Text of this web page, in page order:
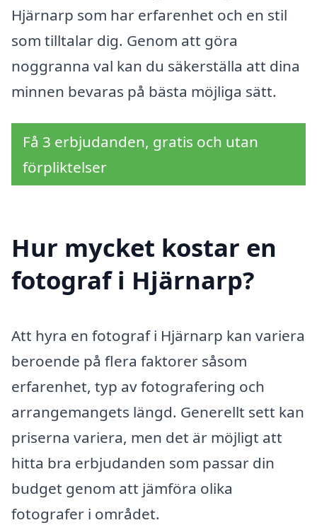
Hjärnarp som har erfarenhet och en stil
som tilltalar dig. Genom att göra
noggranna val kan du säkerställa att dina
minnen bevaras på bästa möjliga sätt.
Få 3 erbjudanden, gratis och utan
förpliktelser
Hur mycket kostar en
fotograf i Hjärnarp?
Att hyra en fotograf i Hjärnarp kan variera
beroende på flera faktorer såsom
erfarenhet, typ av fotografering och
arrangemangets längd. Generellt sett kan
priserna variera, men det är möjligt att
hitta bra erbjudanden som passar din
budget genom att jämföra olika
fotografer i området.